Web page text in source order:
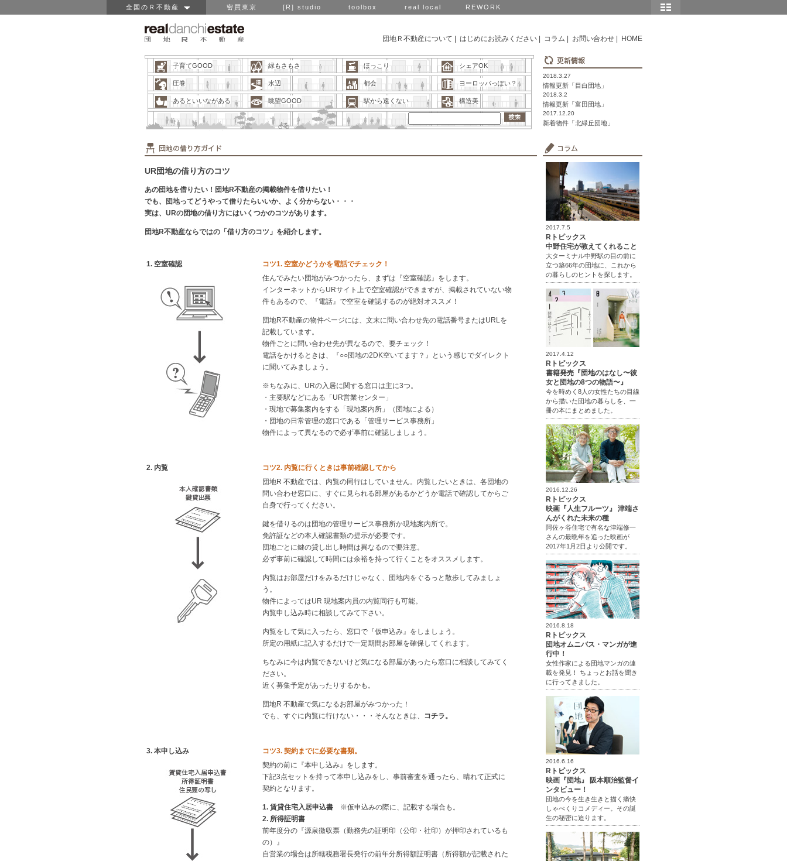
全国のＲ不動産 密買東京 [R] studio toolbox real local REWORK
団地Ｒ不動産について はじめにお読みください コラム お問い合わせ HOME
子育てGOOD 緑もさもさ ほっこり シェアOK
圧巻 水辺 都会 ヨーロッパっぽい？
あるといいながある 眺望GOOD 駅から遠くない 構造美
2018.3.27
情報更新「目白団地」
2018.3.2
情報更新「富田団地」
2017.12.20
新着物件「北緑丘団地」
UR団地の借り方のコツ
あの団地を借りたい！団地R不動産の掲載物件を借りたい！
でも、団地ってどうやって借りたらいいか、よく分からない・・・
実は、URの団地の借り方にはいくつかのコツがあります。
団地R不動産ならではの「借り方のコツ」を紹介します。
1. 空室確認
コツ1. 空室かどうかを電話でチェック！
住んでみたい団地がみつかったら、まずは『空室確認』をします。
インターネットからURサイト上で空室確認ができますが、掲載されていない物
件もあるので、『電話』で空室を確認するのが絶対オススメ！
団地R不動産の物件ページには、文末に問い合わせ先の電話番号またはURLを
記載しています。
物件ごとに問い合わせ先が異なるので、要チェック！
電話をかけるときは、『○○団地の2DK空いてます？』という感じでダイレクト
に聞いてみましょう。
※ちなみに、URの入居に関する窓口は主に3つ。
・主要駅などにある「UR営業センター」
・現地で募集案内をする「現地案内所」（団地による）
・団地の日常管理の窓口である「管理サービス事務所」
物件によって異なるので必ず事前に確認しましょう。
2. 内覧
コツ2. 内覧に行くときは事前確認してから
団地R 不動産では、内覧の同行はしていません。内覧したいときは、各団地の
問い合わせ窓口に、すぐに見られる部屋があるかどうか電話で確認してからご
自身で行ってください。
鍵を借りるのは団地の管理サービス事務所か現地案内所で。
免許証などの本人確認書類の提示が必要です。
団地ごとに鍵の貸し出し時間は異なるので要注意。
必ず事前に確認して時間には余裕を持って行くことをオススメします。
内覧はお部屋だけをみるだけじゃなく、団地内をぐるっと散歩してみましょ
う。
物件によってはUR 現地案内員の内覧同行も可能。
内覧申し込み時に相談してみて下さい。
内覧をして気に入ったら、窓口で『仮申込み』をしましょう。
所定の用紙に記入するだけで一定期間お部屋を確保してくれます。
ちなみに今は内覧できないけど気になる部屋があったら窓口に相談してみてく
ださい。
近く募集予定があったりするかも。
団地R 不動産で気になるお部屋がみつかった！
でも、すぐに内覧に行けない・・・そんなときは、 コチラ。
3. 本申し込み
コツ3. 契約までに必要な書類。
契約の前に『本申し込み』をします。
下記3点セットを持って本申し込みをし、事前審査を通ったら、晴れて正式に
契約となります。
1. 賃貸住宅入居申込書 ※仮申込みの際に、記載する場合も。
2. 所得証明書
前年度分の『源泉徴収票（勤務先の証明印（公印・社印）が押印されているも
の）』
自営業の場合は所轄税務署長発行の前年分所得額証明書（所得額が記載された
2017.7.5
Rトピックス
中野住宅が教えてくれること
大ターミナル中野駅の目の前に
立つ築66年の団地に、これから
の暮らしのヒントを探します。
2017.4.12
Rトピックス
書籍発売『団地のはなし〜彼
女と団地の8つの物語〜』
今を時めく8人の女性たちの目線
から描いた団地の暮らしを、一
冊の本にまとめました。
2016.12.26
Rトピックス
映画『人生フルーツ』 津端さ
んがくれた未来の種
阿佐ヶ谷住宅で有名な津端修一
さんの最晩年を追った映画が
2017年1月2日より公開です。
2016.8.18
Rトピックス
団地オムニバス・マンガが進
行中！
女性作家による団地マンガの連
載を発見！ ちょっとお話を聞き
に行ってきました。
2016.6.16
Rトピックス
映画『団地』 阪本順治監督イ
ンタビュー！
団地の今を生き生きと描く痛快
しゃべくりコメディー。その誕
生の秘密に迫ります。